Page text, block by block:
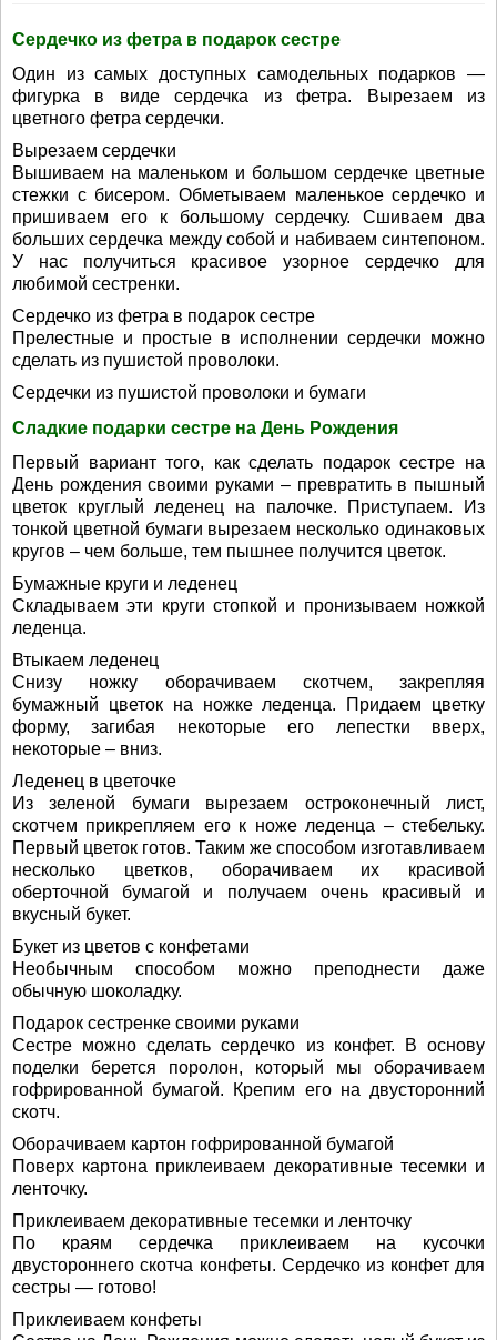
Сердечко из фетра в подарок сестре
Один из самых доступных самодельных подарков —
фигурка в виде сердечка из фетра. Вырезаем из
цветного фетра сердечки.
Вырезаем сердечки
Вышиваем на маленьком и большом сердечке цветные
стежки с бисером. Обметываем маленькое сердечко и
пришиваем его к большому сердечку. Сшиваем два
больших сердечка между собой и набиваем синтепоном.
У нас получиться красивое узорное сердечко для
любимой сестренки.
Сердечко из фетра в подарок сестре
Прелестные и простые в исполнении сердечки можно
сделать из пушистой проволоки.
Сердечки из пушистой проволоки и бумаги
Сладкие подарки сестре на День Рождения
Первый вариант того, как сделать подарок сестре на
День рождения своими руками – превратить в пышный
цветок круглый леденец на палочке. Приступаем. Из
тонкой цветной бумаги вырезаем несколько одинаковых
кругов – чем больше, тем пышнее получится цветок.
Бумажные круги и леденец
Складываем эти круги стопкой и пронизываем ножкой
леденца.
Втыкаем леденец
Снизу ножку оборачиваем скотчем, закрепляя
бумажный цветок на ножке леденца. Придаем цветку
форму, загибая некоторые его лепестки вверх,
некоторые – вниз.
Леденец в цветочке
Из зеленой бумаги вырезаем остроконечный лист,
скотчем прикрепляем его к ноже леденца – стебельку.
Первый цветок готов. Таким же способом изготавливаем
несколько цветков, оборачиваем их красивой
оберточной бумагой и получаем очень красивый и
вкусный букет.
Букет из цветов с конфетами
Необычным способом можно преподнести даже
обычную шоколадку.
Подарок сестренке своими руками
Сестре можно сделать сердечко из конфет. В основу
поделки берется поролон, который мы оборачиваем
гофрированной бумагой. Крепим его на двусторонний
скотч.
Оборачиваем картон гофрированной бумагой
Поверх картона приклеиваем декоративные тесемки и
ленточку.
Приклеиваем декоративные тесемки и ленточку
По краям сердечка приклеиваем на кусочки
двустороннего скотча конфеты. Сердечко из конфет для
сестры — готово!
Приклеиваем конфеты